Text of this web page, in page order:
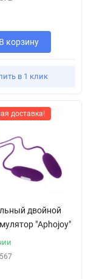
В корзину
в 1 клик
доставка!
двойной
"Aphojoy"